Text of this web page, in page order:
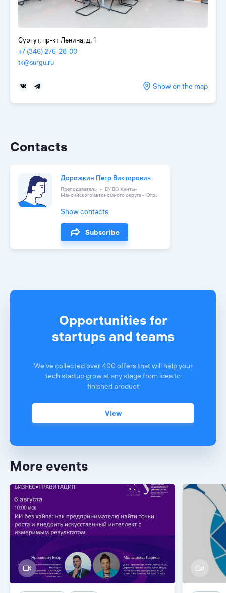
Сургут, пр-кт Ленина, д. 1
+7 (346) 276-28-00
tk@surgu.ru
Show on the map
Contacts
Дорожкин Петр Викторович
Преподаватель
БУ ВО Ханты-
Мансийского автономного округа - Югры
Show contacts
Subscribe
Opportunities for
startups and teams
We've collected over 400 offers that will help your
tech startup grow at any stage from idea to
finished product
View
More events